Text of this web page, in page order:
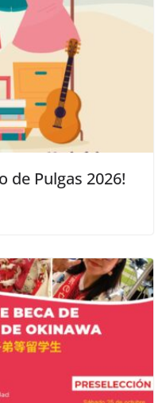
de Pulgas 2026!